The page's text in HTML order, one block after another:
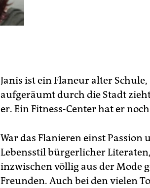
Janis ist ein Flaneur alter
aufgeräumt durch die Stadt
er. Ein Fitness-Center hat er
War das Flanieren einst
Lebensstil bürgerlicher
inzwischen völlig aus der Mode
Freunden. Auch bei den vielen